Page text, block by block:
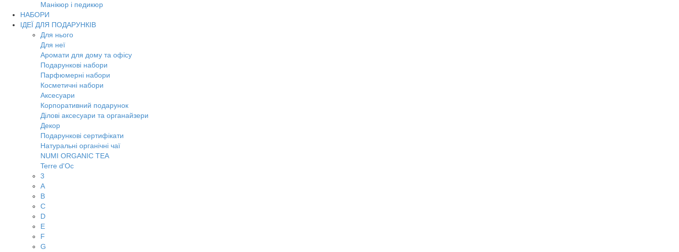
Манікюр і педикюр
НАБОРИ
ІДЕЇ ДЛЯ ПОДАРУНКІВ
Для нього
Для неї
Аромати для дому та офісу
Подарункові набори
Парфюмерні набори
Косметичні набори
Аксесуари
Корпоративний подарунок
Ділові аксесуари та органайзери
Декор
Подарункові сертифікати
Натуральні органічні чаї
NUMI ORGANIC TEA
Terre d'Oc
3
A
B
C
D
E
F
G